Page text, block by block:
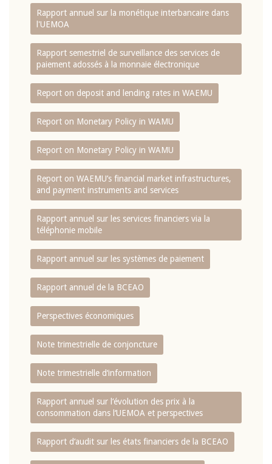
Rapport annuel sur la monétique interbancaire dans
l'UEMOA
Rapport semestriel de surveillance des services de
paiement adossés à la monnaie électronique
Report on deposit and lending rates in WAEMU
Report on Monetary Policy in WAMU
Report on Monetary Policy in WAMU
Report on WAEMU’s financial market infrastructures,
and payment instruments and services
Rapport annuel sur les services financiers via la
téléphonie mobile
Rapport annuel sur les systèmes de paiement
Rapport annuel de la BCEAO
Perspectives économiques
Note trimestrielle de conjoncture
Note trimestrielle d‘information
Rapport annuel sur l‘évolution des prix à la
consommation dans l‘UEMOA et perspectives
Rapport d‘audit sur les états financiers de la BCEAO